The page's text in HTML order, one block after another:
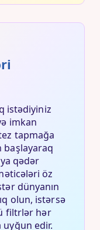
istədiyiniz
imkan
tapmağa
başlayaraq
qədər
öz
dünyanın
olun, istərsə
filtrlər hər
uyğun edir.